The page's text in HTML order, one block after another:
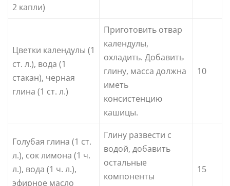
2 капли)
Цветки календулы (1
ст. л.), вода (1
стакан), черная
глина (1 ст. л.)
Приготовить отвар
календулы,
охладить. Добавить
глину, масса должна
иметь
консистенцию
кашицы.
10
Голубая глина (1 ст.
л.), сок лимона (1 ч.
л.), вода (1 ч. л.),
эфирное масло
Глину развести с
водой, добавить
остальные
компоненты
15